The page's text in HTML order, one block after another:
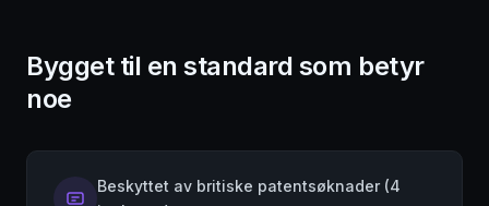
Bygget til en standard som betyr
noe
Beskyttet av britiske patentsøknader (4